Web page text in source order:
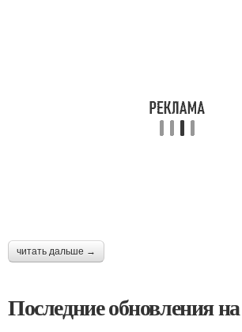
читать дальше →
Последние обновления